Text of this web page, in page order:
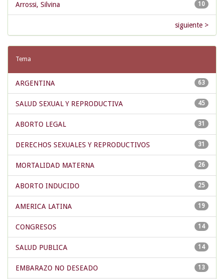
10
Arrossi, Silvina
siguiente >
Tema
63
ARGENTINA
45
SALUD SEXUAL Y REPRODUCTIVA
31
ABORTO LEGAL
31
DERECHOS SEXUALES Y REPRODUCTIVOS
26
MORTALIDAD MATERNA
25
ABORTO INDUCIDO
19
AMERICA LATINA
14
CONGRESOS
14
SALUD PUBLICA
13
EMBARAZO NO DESEADO